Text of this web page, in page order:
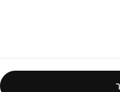
תוך שמירה על בטיחות